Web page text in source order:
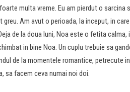
multa vreme. Eu am pierdut o
Am avut o perioada, la inceput, in
de la doua luni, Noa este o fetita calma,
in bine Noa. Un cuplu trebuie sa
de la momentele romantice, petrecute
sa facem ceva numai noi doi.